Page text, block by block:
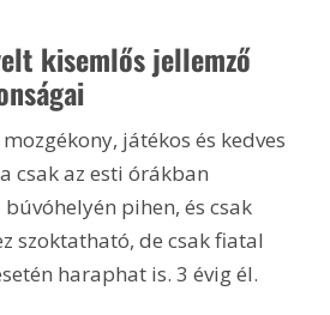
kisemlős jellemző
játékos és kedves
csak az esti órákban
pihen, és csak
szoktatható, de csak fiatal
haraphat is. 3 évig él.